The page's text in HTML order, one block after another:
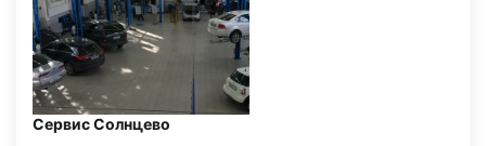
Сервис Солнцево